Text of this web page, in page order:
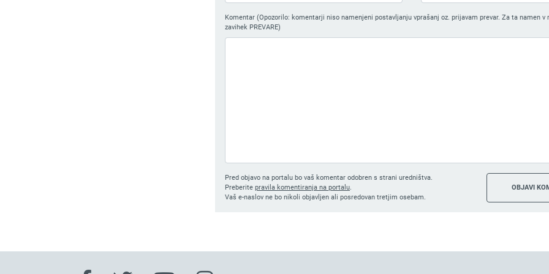
Komentar (Opozorilo: komentarji niso namenjeni postavljanju vprašanj oz. prijavam prevar. Za ta namen v
zavihek PREVARE)
Pred objavo na portalu bo vaš komentar odobren s strani uredništva.
Preberite pravila komentiranja na portalu.
Vaš e-naslov ne bo nikoli objavljen ali posredovan tretjim osebam.